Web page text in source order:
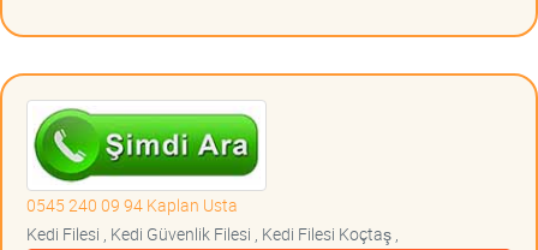
0545 240 09 94 Kaplan Usta
Kedi Filesi , Kedi Güvenlik Filesi , Kedi Filesi Koçtaş ,